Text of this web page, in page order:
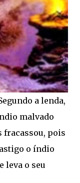
a lenda,
malvado
fracassou, pois
o índio
leva o seu